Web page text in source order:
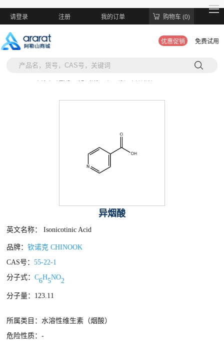
请登录 注册 我的订单 购物车 (0)
优惠促销 免费试用
异烟酸
英文名称： Isonicotinic Acid
品牌：钦诺克 CHINOOK
CAS号：55-22-1
分子式：C6H5NO2
分子量：123.11
所属类目：水溶性维生素（烟酸）
危险性质：-